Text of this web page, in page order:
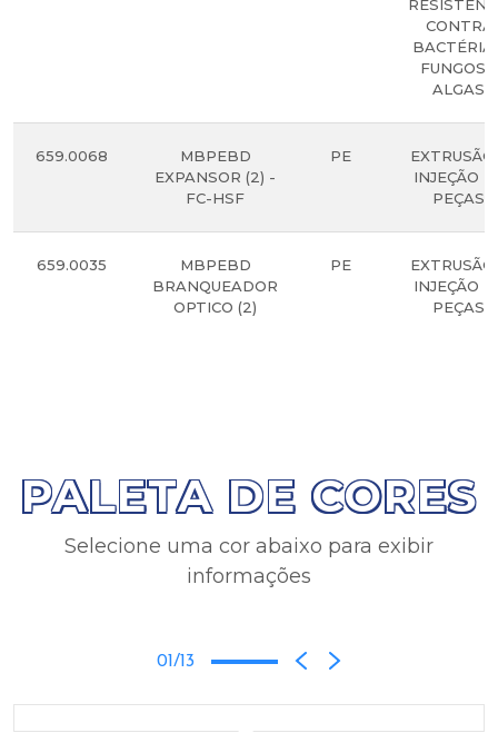
CONTRA
FUNGOS
ALGAS.
659.0068
MBPEBD
EXPANSOR (2) -
FC-HSF
PE
EXTRUSÃO
INJEÇÃO
PEÇAS.
659.0035
MBPEBD
BRANQUEADOR
OPTICO (2)
PE
EXTRUSÃO
INJEÇÃO
PEÇAS.
PALETA DE CORES
Selecione uma cor abaixo para exibir
informações
01/13